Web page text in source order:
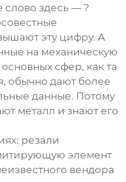
слово здесь — ?
эту цифру. А
на механическую
сфер, как та
обычно дают более
данные. Потому
металл и знают его
резали
элемент
вендора